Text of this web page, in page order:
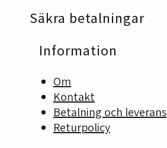
väljas
Säkra betalningar
Information
Om
Kontakt
Betalning och leverans
Returpolicy